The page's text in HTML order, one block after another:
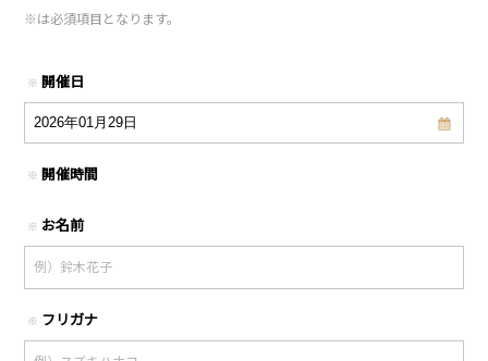
※は必須項目となります。
※ 開催日
※ 開催時間
※ お名前
※ フリガナ